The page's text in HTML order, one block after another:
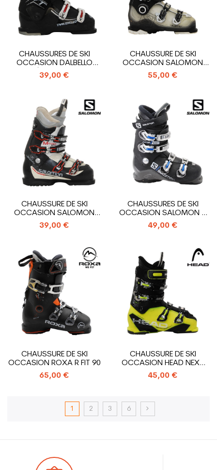
CHAUSSURES DE SKI
OCCASION DALBELLO
MODÈLE VANTAGE...
39,00 €
CHAUSSURE DE SKI
OCCASION SALOMON
XPRO R90
55,00 €
CHAUSSURE DE SKI
OCCASION SALOMON
MISSION R70/77/60/550
39,00 €
CHAUSSURES DE SKI
OCCASION SALOMON X
ACCESS R80 WIDE
49,00 €
CHAUSSURE DE SKI
OCCASION ROXA R FIT 90
65,00 €
CHAUSSURE DE SKI
OCCASION HEAD NEXT
EDGE 85
45,00 €
1 2 3 6